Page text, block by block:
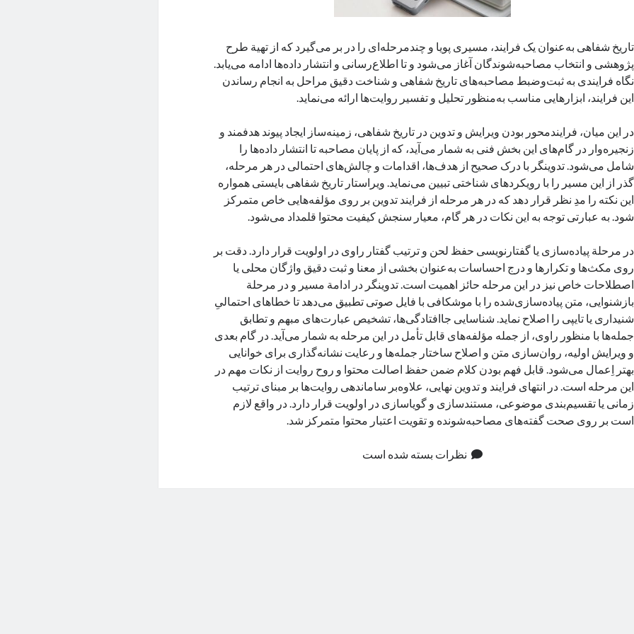
تاریخ شفاهی به‌عنوان یک فرایند، مسیری پویا و چندمرحله‌ای را در بر می‌گیرد که از تهیة طرح
پژوهشی و انتخاب مصاحبه‌شوندگان آغاز می‌شود و تا اطلاع‌رسانی و انتشار داده‌ها ادامه می‌یابد.
نگاه فرایندی به ثبت‌وضبط مصاحبه‌های تاریخ شفاهی و شناخت دقیق مراحل به انجام رساندن
این فرایند، ابزارهایی مناسب به‌منظور تحلیل و تفسیر روایت‌ها ارائه می‌نماید.
در این میان، فرایندمحور بودن ویرایش و تدوین در تاریخ شفاهی، زمینه‌ساز ایجاد پیوند هدفمند و
زنجیره‌وار در گام‌های این بخش فنی به شمار می‌آید، که از پایان مصاحبه تا انتشار داده‌ها را
شامل می‌شود. تدوینگر با درک صحیح از هدف‌ها، اقدامات و چالش‌های احتمالی در هر مرحله،
گذر از این مسیر را با رویکردهای شناختی تبیین می‌نماید. ویراستار تاریخ شفاهی بایستی همواره
این نکته را مدِ‌ نظر قرار دهد که در هر مرحله از فرایند تدوین بر روی مؤلفه‌هایی خاص متمرکز
شود. به عبارتی توجه به این نکات در هر گام، معیار سنجش کیفیت محتوا قلمداد می‌شود.
در مرحلة پیاده‌سازی یا گفتارنویسی حفظ لحن و ترتیب گفتار راوی در اولویت قرار دارد. دقت بر
روی مکث‌ها و تکرارها و درج احساسات به‌عنوان بخشی از معنا و ثبت دقیق واژگان محلی یا
اصطلاحات خاص نیز در این مرحله حائز اهمیت است. تدوینگر در ادامة مسیر و در مرحلة
بازشنوایی، متن پیاده‌سازی‌شده را با موشکافی با فایل صوتی تطبیق می‌دهد تا خطاهای احتمالیِ
شنیداری یا تایپی را اصلاح نماید. شناسایی جاافتادگی‌ها، تشخیص عبارت‌های مبهم و تطابق
جمله‌ها با منظور راوی، از جمله مؤلفه‌های قابل تأمل در این مرحله به شمار می‌آید. در گام بعدی
و ویرایش اولیه، روان‌سازی متن و اصلاح ساختار جمله‌ها و رعایت نشانه‌گذاری برای خوانایی
بهتر اِعمال می‌شود. قابل فهم بودن کلام ضمن حفظ اصالت محتوا و روح روایت از نکات مهم در
این مرحله است. در انتهای فرایند و تدوین نهایی، علاوه‌بر ساماندهی روایت‌ها بر مبنای ترتیب
زمانی یا تقسیم‌بندی موضوعی، مستندسازی و گویاسازی در اولویت قرار دارد. در واقع لازم
است بر روی صحت گفته‌های مصاحبه‌شونده و تقویت اعتبار محتوا متمرکز شد.
نظرات بسته شده است